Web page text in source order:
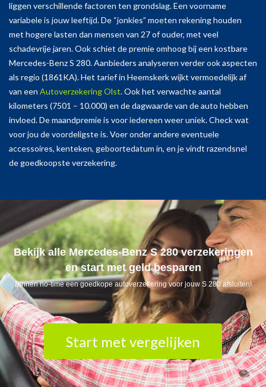
liggen verschillende factoren ten grondslag. Een voorname
variabele is jouw leeftijd. De “jonkies” moeten rekening houden
met hogere lasten dan mensen van 27 of ouder, met veel
schadevrije jaren. Ook schiet de premie omhoog bij een kostbare
Mercedes-Benz S 280. Aanbieders analyseren verder ook aspecten
als regio (1861KA). Het tarief in Heemskerk wijkt vermoedelijk af
van een Autoverzekering Olst. Ook het verwachte aantal
kilometers (7501 – 10.000) en de dagwaarde van de auto hebben
invloed. De maandpremie is voor iedereen weer uniek. Check wat
voor jou de voordeligste is. Voer onder andere eventuele
accessoires, kenteken, geboortedatum in, en je vindt razendsnel
de goedkoopste verzekering.
Bekijk alle Mercedes-Benz S 280 verzekeringen
en start met geld besparen
Binnen no-time een goedkope autoverzekering voor jouw S 280 afsluiten!
Start met vergelijken